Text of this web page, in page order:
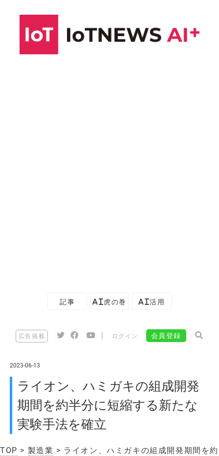
記事 AI虎の巻 AI活用
広告掲載 ログイン 会員登録
2023-06-13
ライオン、ハミガキの組成開発
期間を約半分に短縮する新たな
実験手法を確立
TOP > 製造業 > ライオン、ハミガキの組成開発期間を約